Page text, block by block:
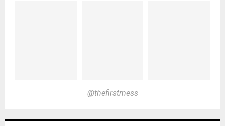
@thefirstmess